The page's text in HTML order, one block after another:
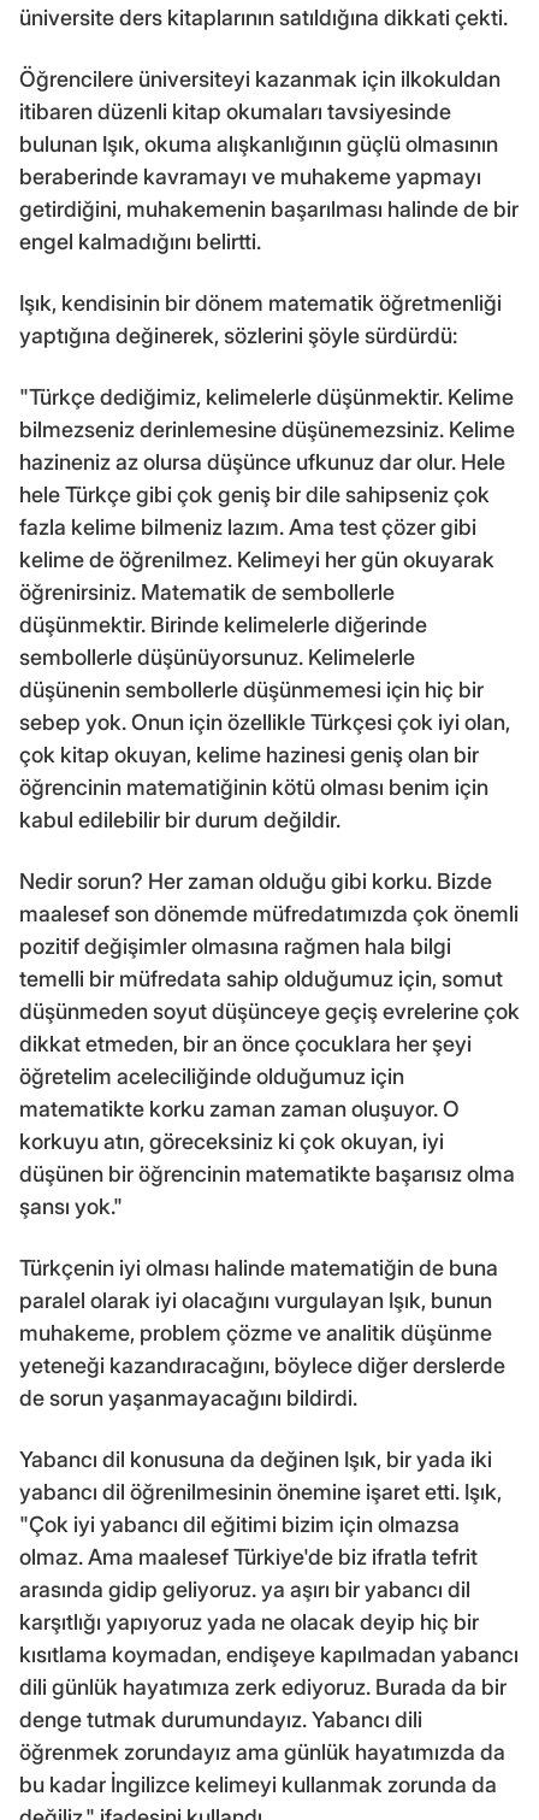
üniversite ders kitaplarının satıldığına dikkati çekti.
Öğrencilere üniversiteyi kazanmak için ilkokuldan
itibaren düzenli kitap okumaları tavsiyesinde
bulunan Işık, okuma alışkanlığının güçlü olmasının
beraberinde kavramayı ve muhakeme yapmayı
getirdiğini, muhakemenin başarılması halinde de bir
engel kalmadığını belirtti.
Işık, kendisinin bir dönem matematik öğretmenliği
yaptığına değinerek, sözlerini şöyle sürdürdü:
"Türkçe dediğimiz, kelimelerle düşünmektir. Kelime
bilmezseniz derinlemesine düşünemezsiniz. Kelime
hazineniz az olursa düşünce ufkunuz dar olur. Hele
hele Türkçe gibi çok geniş bir dile sahipseniz çok
fazla kelime bilmeniz lazım. Ama test çözer gibi
kelime de öğrenilmez. Kelimeyi her gün okuyarak
öğrenirsiniz. Matematik de sembollerle
düşünmektir. Birinde kelimelerle diğerinde
sembollerle düşünüyorsunuz. Kelimelerle
düşünenin sembollerle düşünmemesi için hiç bir
sebep yok. Onun için özellikle Türkçesi çok iyi olan,
çok kitap okuyan, kelime hazinesi geniş olan bir
öğrencinin matematiğinin kötü olması benim için
kabul edilebilir bir durum değildir.
Nedir sorun? Her zaman olduğu gibi korku. Bizde
maalesef son dönemde müfredatımızda çok önemli
pozitif değişimler olmasına rağmen hala bilgi
temelli bir müfredata sahip olduğumuz için, somut
düşünmeden soyut düşünceye geçiş evrelerine çok
dikkat etmeden, bir an önce çocuklara her şeyi
öğretelim aceleciliğinde olduğumuz için
matematikte korku zaman zaman oluşuyor. O
korkuyu atın, göreceksiniz ki çok okuyan, iyi
düşünen bir öğrencinin matematikte başarısız olma
şansı yok."
Türkçenin iyi olması halinde matematiğin de buna
paralel olarak iyi olacağını vurgulayan Işık, bunun
muhakeme, problem çözme ve analitik düşünme
yeteneği kazandıracağını, böylece diğer derslerde
de sorun yaşanmayacağını bildirdi.
Yabancı dil konusuna da değinen Işık, bir yada iki
yabancı dil öğrenilmesinin önemine işaret etti. Işık,
"Çok iyi yabancı dil eğitimi bizim için olmazsa
olmaz. Ama maalesef Türkiye'de biz ifratla tefrit
arasında gidip geliyoruz. ya aşırı bir yabancı dil
karşıtlığı yapıyoruz yada ne olacak deyip hiç bir
kısıtlama koymadan, endişeye kapılmadan yabancı
dili günlük hayatımıza zerk ediyoruz. Burada da bir
denge tutmak durumundayız. Yabancı dili
öğrenmek zorundayız ama günlük hayatımızda da
bu kadar İngilizce kelimeyi kullanmak zorunda da